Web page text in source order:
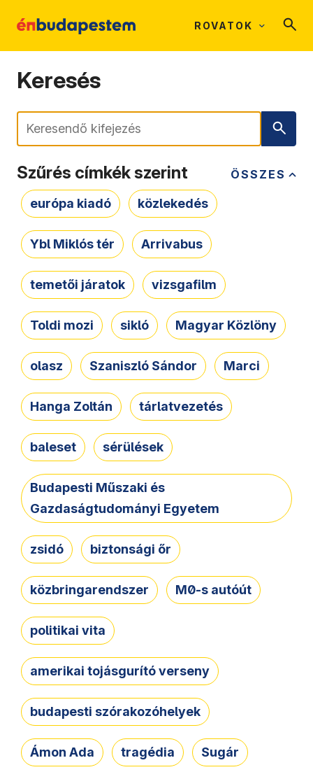
ROVATOK
Keresés
Keresés
ÖSSZES
Szűrés címkék szerint
európa kiadó közlekedés
Ybl Miklós tér Arrivabus
temetői járatok vizsgafilm
Toldi mozi sikló Magyar Közlöny
olasz Szaniszló Sándor Marci
Hanga Zoltán tárlatvezetés
baleset sérülések
Budapesti Műszaki és
Gazdaságtudományi Egyetem
zsidó biztonsági őr
közbringarendszer M0-s autóút
politikai vita
amerikai tojásgurító verseny
budapesti szórakozóhelyek
Ámon Ada tragédia Sugár